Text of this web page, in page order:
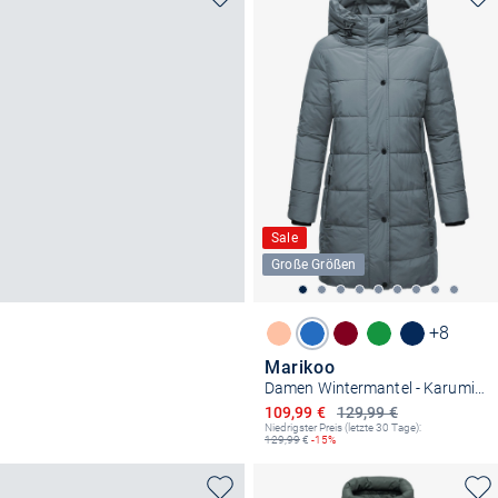
Sale
Große Größen
+8
Marikoo
129,99 €
Ermäßigter Preis
109,99 €
Niedrigster Preis (letzte 30 Tage):
129,99€ -15%